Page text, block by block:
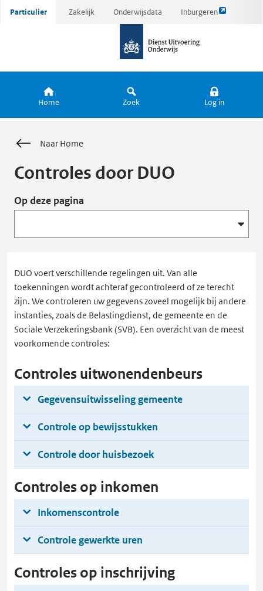
Ga
Particulier Zakelijk Onderwijsdata Inburgeren
Link
pagina
de
Home Zoek Log in
Naar Home
Controles door DUO
Op deze pagina
DUO voert verschillende regelingen uit. Van alle
toekenningen wordt achteraf gecontroleerd of ze terecht
zijn. We controleren uw gegevens zoveel mogelijk bij andere
instanties, zoals de Belastingdienst, de gemeente en de
Sociale Verzekeringsbank (SVB). Een overzicht van de meest
voorkomende controles:
Controles uitwonendenbeurs
Gegevensuitwisseling gemeente
Controle op bewijsstukken
Controle door huisbezoek
Controles op inkomen
Inkomenscontrole
Controle gewerkte uren
Controles op inschrijving